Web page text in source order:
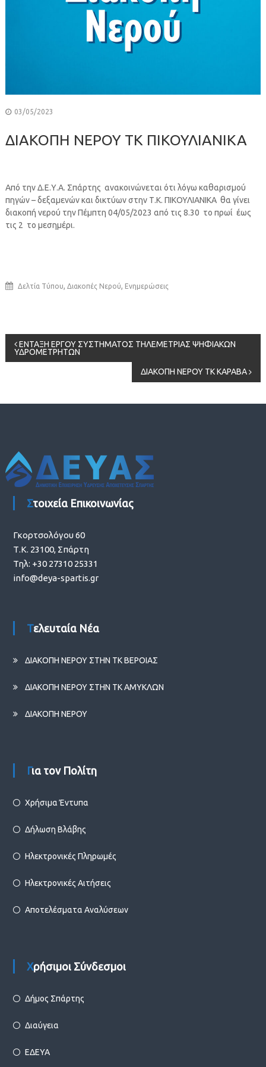
03/05/2023
ΔΙΑΚΟΠΗ ΝΕΡΟΥ ΤΚ ΠΙΚΟΥΛΙΑΝΙΚΑ
Από την Δ.Ε.Υ.Α. Σπάρτης ανακοινώνεται ότι λόγω καθαρισμού
πηγών – δεξαμενών και δικτύων στην Τ.Κ. ΠΙΚΟΥΛΙΑΝΙΚΑ θα γίνει
διακοπή νερού την Πέμπτη 04/05/2023 από τις 8.30 το πρωί έως
τις 2 το μεσημέρι.
Δελτία Τύπου, Διακοπές Νερού, Ενημερώσεις
Πλοήγηση
ΕΝΤΑΞΗ ΕΡΓΟΥ ΣΥΣΤΗΜΑΤΟΣ ΤΗΛΕΜΕΤΡΙΑΣ ΨΗΦΙΑΚΩΝ
ΥΔΡΟΜΕΤΡΗΤΩΝ
ΔΙΑΚΟΠΗ ΝΕΡΟΥ ΤΚ ΚΑΡΑΒΑ
Στοιχεία Επικοινωνίας
Γκορτσολόγου 60
Τ.Κ. 23100, Σπάρτη
Τηλ: +30 27310 25331
info@deya-spartis.gr
Τελευταία Νέα
ΔΙΑΚΟΠΗ ΝΕΡΟΥ ΣΤΗΝ ΤΚ ΒΕΡΟΙΑΣ
ΔΙΑΚΟΠΗ ΝΕΡΟΥ ΣΤΗΝ ΤΚ ΑΜΥΚΛΩΝ
ΔΙΑΚΟΠΗ ΝΕΡΟΥ
Για τον Πολίτη
Χρήσιμα Έντυπα
Δήλωση Βλάβης
Ηλεκτρονικές Πληρωμές
Ηλεκτρονικές Αιτήσεις
Αποτελέσματα Αναλύσεων
Χρήσιμοι Σύνδεσμοι
Δήμος Σπάρτης
Διαύγεια
ΕΔΕΥΑ